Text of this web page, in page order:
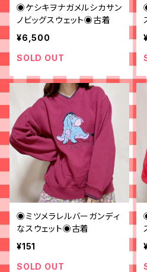
◉ケシキヲナガメルシカサン
ノビッグスウェット◉古着
¥6,500
SOLD OUT
◉ミツメラレルバーガンディ
なスウェット◉古着
¥151
SOLD OUT